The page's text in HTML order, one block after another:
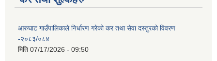
आरुघाट गाउँपालिकाले निर्धारण गरेको कर तथा सेवा दस्तुरको विवरण
-२०८३/०८४
मिति 07/17/2026 - 09:50